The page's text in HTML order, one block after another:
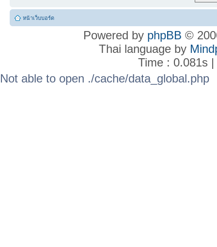
หน้าเว็บบอร์ด
Powered by phpBB ©
Thai language by
Time : 0.081s
Not able to open ./cache/data_global.php